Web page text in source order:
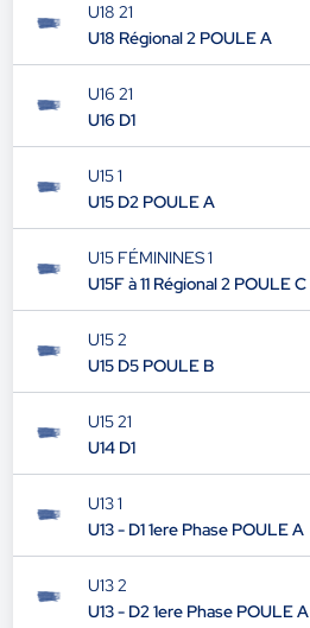
U18 21
U18 Régional 2 POULE A
U16 21
U16 D1
U15 1
U15 D2 POULE A
U15 FÉMININES 1
U15F à 11 Régional 2 POULE C
U15 2
U15 D5 POULE B
U15 21
U14 D1
U13 1
U13 - D1 1ere Phase POULE A
U13 2
U13 - D2 1ere Phase POULE A